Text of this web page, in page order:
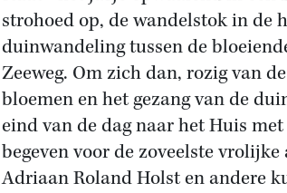
strohoed op, de wandelstok in de
duinwandeling tussen de
Zeeweg. Om zich dan, rozig van
bloemen en het gezang van de
eind van de dag naar het Huis
begeven voor de zoveelste
Adriaan Roland Holst en andere